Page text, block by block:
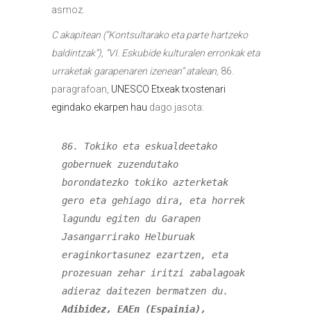
asmoz.
C akapitean (“Kontsultarako eta parte hartzeko
baldintzak”), “VI. Eskubide kulturalen erronkak eta
urraketak garapenaren izenean” atalean, 86.
paragrafoan, UNESCO Etxeak txostenari
egindako ekarpen hau dago jasota:
86. Tokiko eta eskualdeetako
gobernuek zuzendutako
borondatezko tokiko azterketak
gero eta gehiago dira, eta horrek
lagundu egiten du Garapen
Jasangarrirako Helburuak
eraginkortasunez ezartzen, eta
prozesuan zehar iritzi zabalagoak